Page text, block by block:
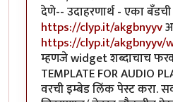
देणे-- उदाहरणार्थ - एका
https://clyp.it/akgbnyyv
https://clyp.it/akgbnyyv/
म्हणजे widget शब्दाचाच
TEMPLATE FOR AUDIO
वरची इम्बेड लिंक पेस्ट करा.